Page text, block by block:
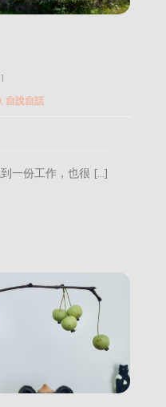
1
, 自說自話
一份工作，也很 […]